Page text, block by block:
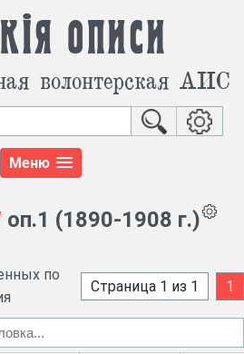
описи
волонтерская АИС
Меню
оп.1 (1890-1908 г.)
по
Страница 1 из 1 1